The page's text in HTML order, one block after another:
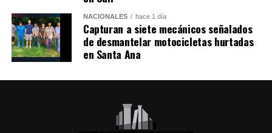
Comparte esto:
Facebook X
Me gusta esto:
NACIONALES hace 1 día
Capturan a siete mecánicos señalados
de desmantelar motocicletas hurtadas
en Santa Ana